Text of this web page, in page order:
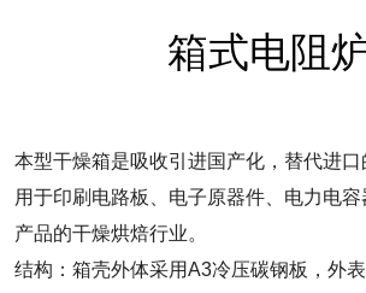
箱式电阻
本型干燥箱是吸收引进国产化，替代进口
用于印刷电路板、电子原器件、电力电
产品的干燥烘焙行业。
结构：箱壳外体采用A3冷压碳钢板，外